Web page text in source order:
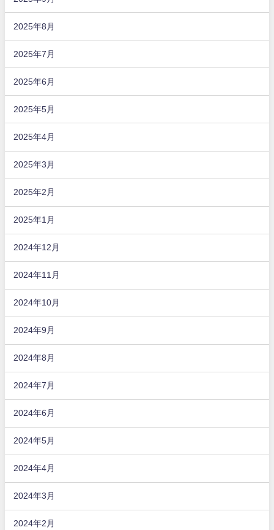
2025年8月
2025年7月
2025年6月
2025年5月
2025年4月
2025年3月
2025年2月
2025年1月
2024年12月
2024年11月
2024年10月
2024年9月
2024年8月
2024年7月
2024年6月
2024年5月
2024年4月
2024年3月
2024年2月